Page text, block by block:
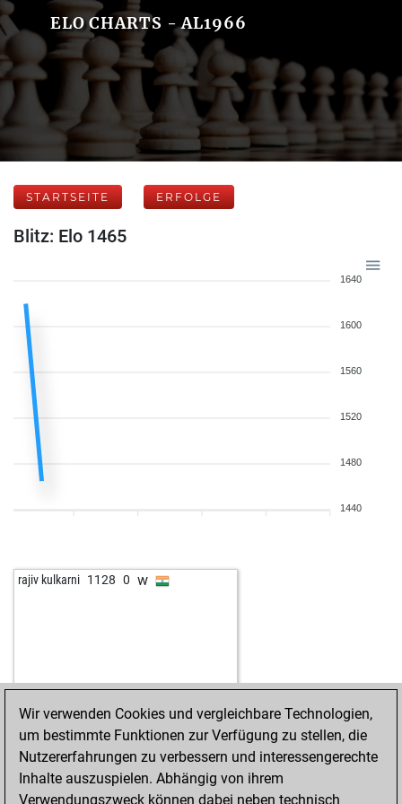
ELO CHARTS - AL1966
STARTSEITE ERFOLGE
Blitz: Elo 1465
1640
1600
1560
1520
1480
1440
rajiv kulkarni 1128 0 w
Wir verwenden Cookies und vergleichbare Technologien,
um bestimmte Funktionen zur Verfügung zu stellen, die
Nutzererfahrungen zu verbessern und interessengerechte
Inhalte auszuspielen. Abhängig von ihrem
Verwendungszweck können dabei neben technisch